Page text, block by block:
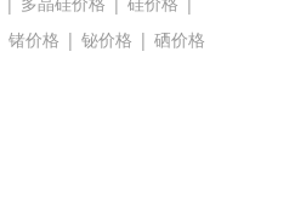
锗价格 | 铋价格 | 硒价格